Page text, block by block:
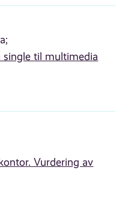
single til multimedia
Vurdering av